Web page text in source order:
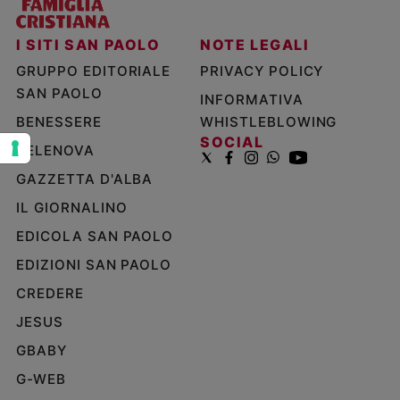
e
Riflessioni
Foto
Video
Podcast
I SITI SAN PAOLO
GRUPPO EDITORIALE
SAN PAOLO
BENESSERE
TELENOVA
GAZZETTA D'ALBA
IL GIORNALINO
EDICOLA SAN PAOLO
EDIZIONI SAN PAOLO
CREDERE
JESUS
GBABY
G-WEB
NOTE LEGALI
PRIVACY POLICY
INFORMATIVA
WHISTLEBLOWING
SOCIAL